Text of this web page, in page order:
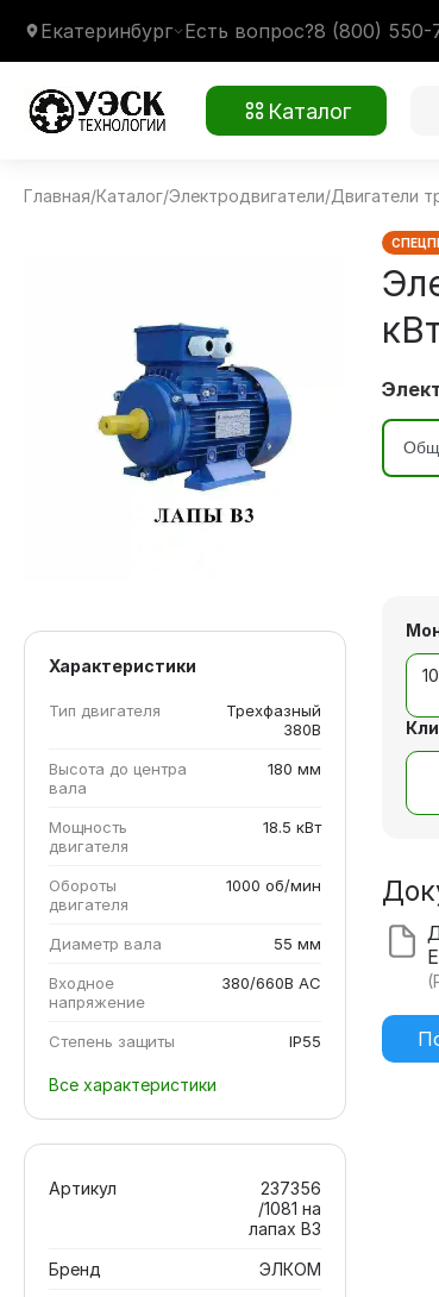
Екатеринбург Есть вопрос?8 (800) 550-
Каталог
5АИ180M6 18,5 кВт 1000 об/мин
Главная/Каталог/Электродвигатели/Двигатели
Характеристики
Тип двигателя
Трехфазный
380В
Высота до центра
вала
180 мм
Мощность
двигателя
18.5 кВт
Обороты
двигателя
1000 об/мин
Диаметр вала 55 мм
Входное
напряжение
380/660В AC
Степень защиты IP55
Все характеристики
Артикул
237356
/1081 на
лапах В3
Бренд
ЭЛКОМ